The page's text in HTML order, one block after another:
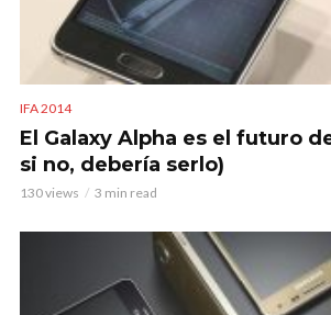
IFA 2014
El Galaxy Alpha es el futuro
si no, debería serlo)
130 views 3 min read